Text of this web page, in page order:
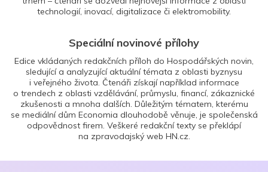
technologií, inovací, digitalizace či elektromobility.
Speciální novinové přílohy
Edice vkládaných redakčních příloh do Hospodářských novin,
sledující a analyzující aktuální témata z oblasti byznysu
i veřejného života. Čtenáři získají například informace
o trendech z oblasti vzdělávání, průmyslu, financí, zákaznické
zkušenosti a mnoha dalších. Důležitým tématem, kterému
se mediální dům Economia dlouhodobě věnuje, je společenská
odpovědnost firem. Veškeré redakční texty se překlápí
na zpravodajský web HN.cz.